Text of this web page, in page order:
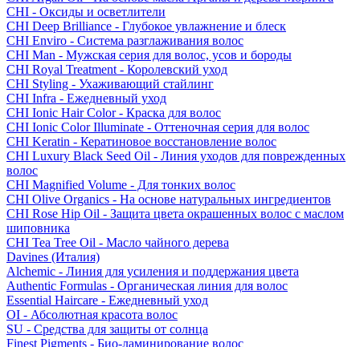
CHI - Оксиды и осветлители
CHI Deep Brilliance - Глубокое увлажнение и блеск
CHI Enviro - Система разглаживания волос
CHI Man - Мужская серия для волос, усов и бороды
CHI Royal Treatment - Королевский уход
CHI Styling - Ухаживающий стайлинг
CHI Infra - Ежедневный уход
CHI Ionic Hair Color - Краска для волос
CHI Ionic Color Illuminate - Оттеночная серия для волос
CHI Keratin - Кератиновое восстановление волос
CHI Luxury Black Seed Oil - Линия уходов для поврежденных
волос
CHI Magnified Volume - Для тонких волос
CHI Olive Organics - На основе натуральных ингредиентов
CHI Rose Hip Oil - Защита цвета окрашенных волос с маслом
шиповника
CHI Tea Tree Oil - Масло чайного дерева
Davines (Италия)
Alchemic - Линия для усиления и поддержания цвета
Authentic Formulas - Органическая линия для волос
Essential Haircare - Eжедневный уход
OI - Абсолютная красота волос
SU - Средства для защиты от солнца
Finest Pigments - Био-ламинирование волос